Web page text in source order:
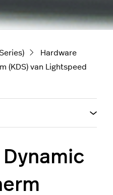
Hardware
(KDS) van Lightspeed
Dynamic